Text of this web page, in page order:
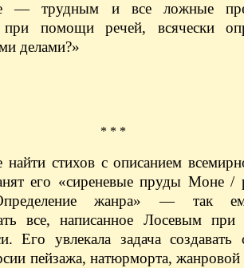
— трудным и все ложные
при помощи речей, всячески
делами?»
* * *
стихов с описанием
его «сиреневые пруды Моне
жанра» — так
все, написанное Лосевым при
Его увлекала задача создавать
пейзажа, натюрморта,